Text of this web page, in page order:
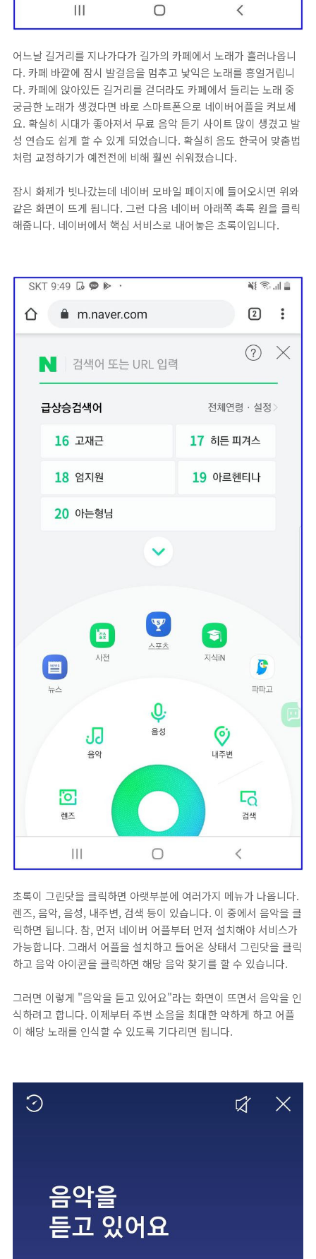
어느날 길거리를 지나가다가 길가의 카페에서 노래가 흘러나옵니
다. 카페 바깥에 잠시 발걸음을 멈추고 낯익은 노래를 흥얼거립니
다. 카페에 앉아있든 길거리를 걷더라도 카페에서 들리는 노래 중
궁금한 노래가 생겼다면 바로 스마트폰으로 네이버어플을 켜보세
요. 확실히 시대가 좋아져서 무료 음악 듣기 사이트 많이 생겼고 발
성 연습도 쉽게 할 수 있게 되었습니다. 확실히 음도 한국어 맞춤법
처럼 교정하기가 예전전에 비해 훨씬 쉬워졌습니다.
잠시 화제가 빗나갔는데 네이버 모바일 페이지에 들어오시면 위와
같은 화면이 뜨게 됩니다. 그런 다음 네이버 아래쪽 촉록 원을 클릭
해줍니다. 네이버에서 핵심 서비스로 내어놓은 초록이입니다.
초록이 그린닷을 클릭하면 아랫부분에 여러가지 메뉴가 나옵니다.
렌즈, 음악, 음성, 내주변, 검색 등이 있습니다. 이 중에서 음악을 클
릭하면 됩니다. 참, 먼저 네이버 어플부터 먼저 설치해야 서비스가
가능합니다. 그래서 어플을 설치하고 들어온 상태서 그린닷을 클릭
하고 음악 아이콘을 클릭하면 해당 음악 찾기를 할 수 있습니다.
그러면 이렇게 "음악을 듣고 있어요"라는 화면이 뜨면서 음악을 인
식하려고 합니다. 이제부터 주변 소음을 최대한 약하게 하고 어플
이 해당 노래를 인식할 수 있도록 기다리면 됩니다.